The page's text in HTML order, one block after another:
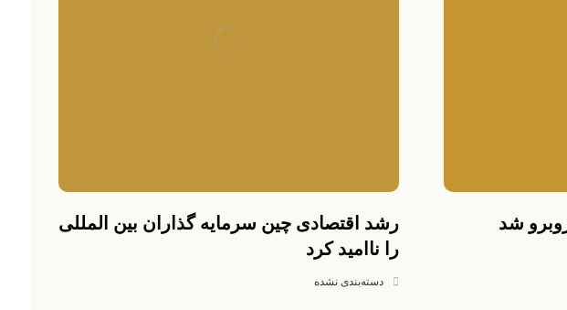
شد
رشد اقتصادی چین سرمایه گذاران بین المللی
را ناامید کرد
دسته‌بندی نشده